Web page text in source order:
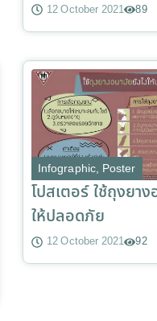
12 October 2021 89
Infographic, Poster
โปสเตอร์ ใช้ถุงยา
ให้ปลอดภัย
12 October 2021 92